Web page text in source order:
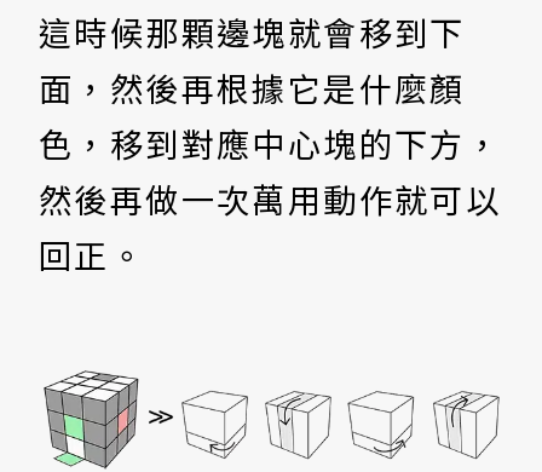
這時候那顆邊塊就會移到下
面，然後再根據它是什麼顏
色，移到對應中心塊的下方，
然後再做一次萬用動作就可以
回正。